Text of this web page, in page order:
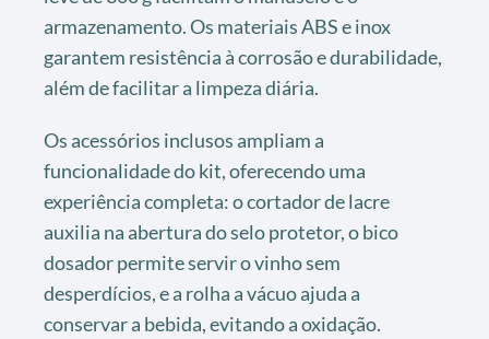
armazenamento. Os materiais ABS e inox
garantem resistência à corrosão e durabilidade,
além de facilitar a limpeza diária.
Os acessórios inclusos ampliam a
funcionalidade do kit, oferecendo uma
experiência completa: o cortador de lacre
auxilia na abertura do selo protetor, o bico
dosador permite servir o vinho sem
desperdícios, e a rolha a vácuo ajuda a
conservar a bebida, evitando a oxidação.